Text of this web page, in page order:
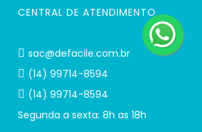
CENTRAL DE ATENDIMENTO
sac@defacile.com.br
(14) 99714-8594
(14) 99714-8594
Segunda a sexta: 8h as 18h